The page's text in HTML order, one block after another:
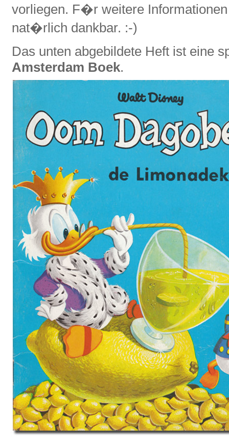
vorliegen. F�r weitere
nat�rlich dankbar. :-)
Das unten abgebildete Heft ist eine
Amsterdam Boek.